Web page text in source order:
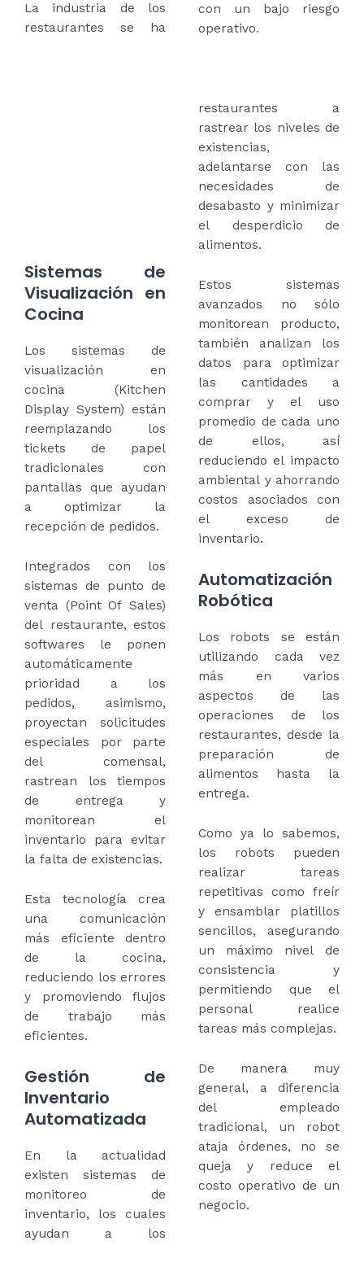
La industria de los
restaurantes se ha
con un bajo riesgo
operativo.
Sistemas de
Visualización en
Cocina
Los sistemas de
visualización en
cocina (Kitchen
Display System) están
reemplazando los
tickets de papel
tradicionales con
pantallas que ayudan
a optimizar la
recepción de pedidos.
Integrados con los
sistemas de punto de
venta (Point Of Sales)
del restaurante, estos
softwares le ponen
automáticamente
prioridad a los
pedidos, asimismo,
proyectan solicitudes
especiales por parte
del comensal,
rastrean los tiempos
de entrega y
monitorean el
inventario para evitar
la falta de existencias.
Esta tecnología crea
una comunicación
más eficiente dentro
de la cocina,
reduciendo los errores
y promoviendo flujos
de trabajo más
eficientes.
Gestión de
Inventario
Automatizada
En la actualidad
existen sistemas de
monitoreo de
inventario, los cuales
ayudan a los
restaurantes a
rastrear los niveles de
existencias,
adelantarse con las
necesidades de
desabasto y minimizar
el desperdicio de
alimentos.
Estos sistemas
avanzados no sólo
monitorean producto,
también analizan los
datos para optimizar
las cantidades a
comprar y el uso
promedio de cada uno
de ellos, así
reduciendo el impacto
ambiental y ahorrando
costos asociados con
el exceso de
inventario.
Automatización
Robótica
Los robots se están
utilizando cada vez
más en varios
aspectos de las
operaciones de los
restaurantes, desde la
preparación de
alimentos hasta la
entrega.
Como ya lo sabemos,
los robots pueden
realizar tareas
repetitivas como freír
y ensamblar platillos
sencillos, asegurando
un máximo nivel de
consistencia y
permitiendo que el
personal realice
tareas más complejas.
De manera muy
general, a diferencia
del empleado
tradicional, un robot
ataja órdenes, no se
queja y reduce el
costo operativo de un
negocio.